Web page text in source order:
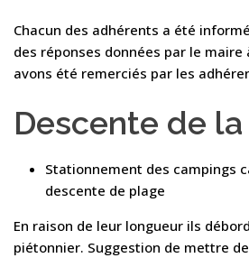
Chacun des adhérents a été
des réponses données par le maire
avons été remerciés par les
Descente de
Stationnement des campings
descente de plage
En raison de leur longueur ils
piétonnier. Suggestion de mettre